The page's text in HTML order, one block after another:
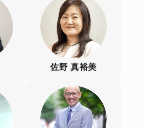
佐野 真裕美